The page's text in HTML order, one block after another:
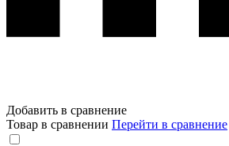
Добавить в сравнение
Товар в сравнении Перейти в сравнение